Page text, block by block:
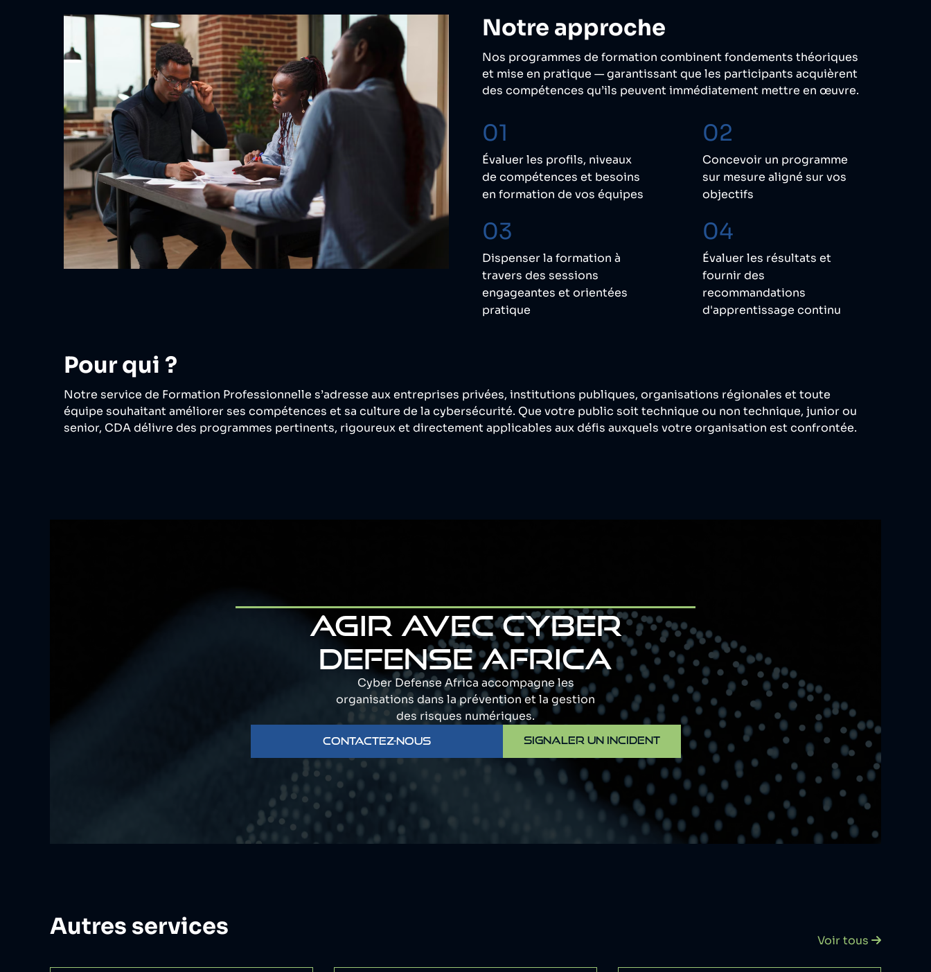
Notre approche
Nos programmes de formation combinent fondements théoriques
et mise en pratique — garantissant que les participants acquièrent
des compétences qu’ils peuvent immédiatement mettre en œuvre.
01
Évaluer les profils, niveaux
de compétences et besoins
en formation de vos équipes
02
Concevoir un programme
sur mesure aligné sur vos
objectifs
03
Dispenser la formation à
travers des sessions
engageantes et orientées
pratique
04
Évaluer les résultats et
fournir des
recommandations
d'apprentissage continu
Pour qui ?
Notre service de Formation Professionnelle s’adresse aux entreprises privées, institutions publiques, organisations régionales et toute
équipe souhaitant améliorer ses compétences et sa culture de la cybersécurité. Que votre public soit technique ou non technique, junior ou
senior, CDA délivre des programmes pertinents, rigoureux et directement applicables aux défis auxquels votre organisation est confrontée.
AGIR AVEC CYBER
DEFENSE AFRICA
Cyber Defense Africa accompagne les
organisations dans la prévention et la gestion
des risques numériques.
CONTACTEZ-NOUS SIGNALER UN INCIDENT
Autres services Voir tous